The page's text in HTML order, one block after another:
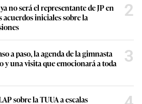
no será el representante de JP en
iniciales sobre la
2
a paso, la agenda de la gimnasta
y una visita que emocionará a toda
3
sobre la TUUA a escalas